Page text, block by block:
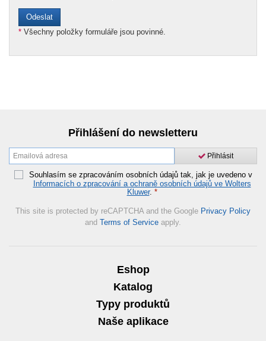
* Všechny položky formuláře jsou povinné.
Přihlášení do newsletteru
Přihlásit
Souhlasím se zpracováním osobních údajů tak, jak je uvedeno v
Informacích o zpracování a ochraně osobních údajů ve Wolters
Kluwer. *
This site is protected by reCAPTCHA and the Google Privacy Policy
and Terms of Service apply.
Eshop
Katalog
Typy produktů
Naše aplikace